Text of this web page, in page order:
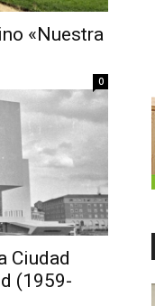
«Nuestra
0
Ciudad
(1959-